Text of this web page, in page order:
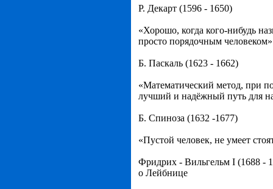
Р. Декарт (1596 - 1650)
«Хорошо, когда кого-нибудь
просто порядочным
Б. Паскаль (1623 - 1662)
«Математический метод, при
лучший и надёжный путь для
Б. Спиноза (1632 -1677)
«Пустой человек, не умеет
Фридрих - Вильгельм I (1688 -
о Лейбнице